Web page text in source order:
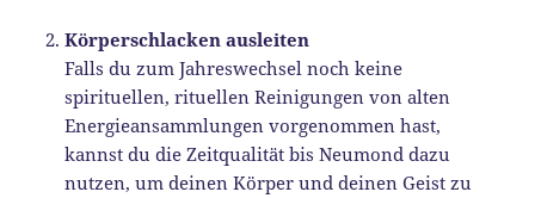
Körperschlacken ausleiten
Falls du zum Jahreswechsel noch keine
spirituellen, rituellen Reinigungen von alten
Energieansammlungen vorgenommen hast,
kannst du die Zeitqualität bis Neumond dazu
nutzen, um deinen Körper und deinen Geist zu